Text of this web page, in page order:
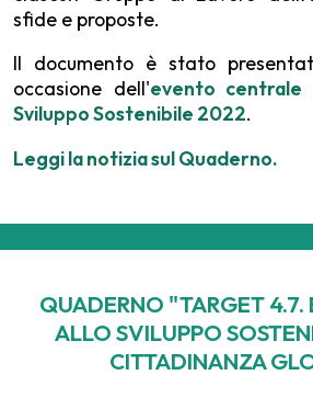
sfide e proposte.
Il documento è stato
occasione dell'evento centrale
Sviluppo Sostenibile 2022.
Leggi la notizia sul Quaderno.
QUADERNO "TARGET 4.7.
ALLO SVILUPPO
CITTADINANZA